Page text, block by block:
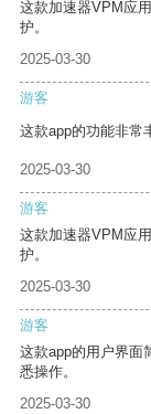
这款加速器VPM应
护。
2025-03-30
游客
这款app的功能非常
2025-03-30
游客
这款加速器VPM应
护。
2025-03-30
游客
这款app的用户界面
悉操作。
2025-03-30